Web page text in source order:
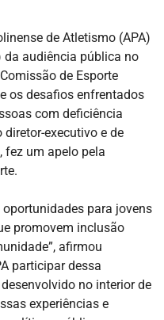
de Atletismo (APA)
audiência pública no
de Esporte
os desafios enfrentados
com deficiência
diretor-executivo e de
fez um apelo pela
para jovens
promovem inclusão
afirmou
participar dessa
no interior de
experiências e